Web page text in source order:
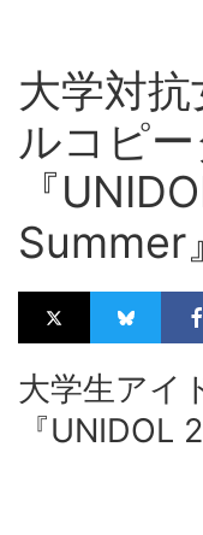
大学対
ルコピ
『
Summer
大学生アイ
『UNIDOL